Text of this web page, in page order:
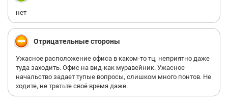
нет
Отрицательные стороны
Ужасное расположение офиса в каком-то тц, неприятно даже
туда заходить. Офис на вид-как муравейник. Ужасное
начальство задает тупые вопросы, слишком много понтов. Не
ходите, не тратьте своё время даже.